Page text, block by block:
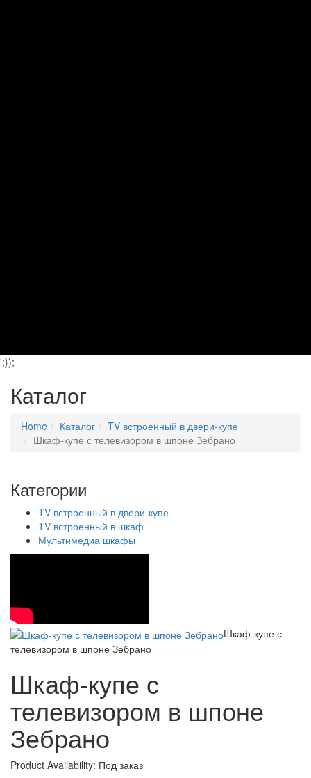
';});
Каталог
Home Каталог
TV встроенный в двери-купе
Шкаф-купе с телевизором в шпоне Зебрано
Категории
TV встроенный в двери-купе
TV встроенный в шкаф
Мультимедиа шкафы
Шкаф-купе с
телевизором в шпоне Зебрано
Шкаф-купе с
телевизором в шпоне
Зебрано
Product Availability: Под заказ